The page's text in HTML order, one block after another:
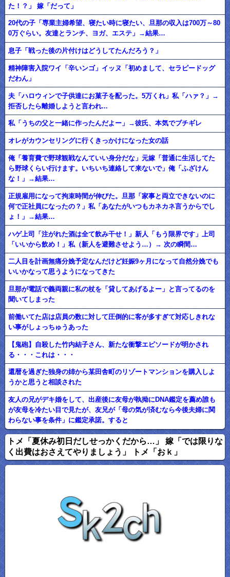
た！？」 嫁「だって」
20代の子「専業主婦希望、寝たい時に寝たい、旦那の収入は700万～80
0万ぐらい。友達とランチ、ヨガ、エステ」→結果…
息子「戦った後の片付けはどうしてたんだろう？」
精神障害入院ワイ「辛いンゴ」イッヌ「初めまして、セラピードッグ
だわん」
夫「ハロウィンで子供達にお菓子を配った。5万くれ」私「ハァ？」→
拒否したら離婚しようと言われ...
私「うちの父と一緒に作ったんだよー」→彼氏、本気でブチギレ
オレがカウンセリングに行くきっかけになった女の話
俺「養育費で野球観戦なんていい身分だな」元嫁「普通に生活してた
ら野球くらい行けます。いちいち連絡して来ないで」俺「ふざけん
な！」→結果…
正規雇用になって拘束時間が伸びた。旦那「家事と両立できないのに
何で正社員になったの？」私「あなたがいつもカネカネ言うからでし
ょ！」→結果…
ハゲ上司「注がれた酒は全て飲み干せ！」新人「もう限界です」上司
「いいから飲め！」私（新人を避難させよう…）→ 次の瞬間…
二人目を計画無痛分娩予定なんだけど妊娠9ヶ月になって自然分娩でも
いいかなって思うようになってきた
旦那が電話で義両親に私の杖を「貸してあげるよー」と言ってるのを
聞いてしまった
前働いてた店は店員の数に対して圧倒的に客が多すぎて対応しきれな
い事がしょっちゅうあった
【鬼砲】自殺した竹内結子さん、新たな衝撃エピソードが明かされ
る・・・これは・・・
還暦を過ぎた独身の姉から某田舎町のリゾートマンションを購入しよ
うかと思うと相談された
友人の兄がデキ婚をして、出産後に友母が執拗にDNA鑑定を薦め誰も
が友母を冷たい目で見たが、友兄が「母の気が済むなら今後夫婦に関
わらない事を条件」に鑑定承諾。すると
トメ「夏休み初日だしせっかくだから…」 嫁「では限りな
く出費はおさえてやりましょう」 トメ「おｋ」